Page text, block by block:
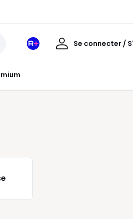
Mon
Se connecter /
Mon